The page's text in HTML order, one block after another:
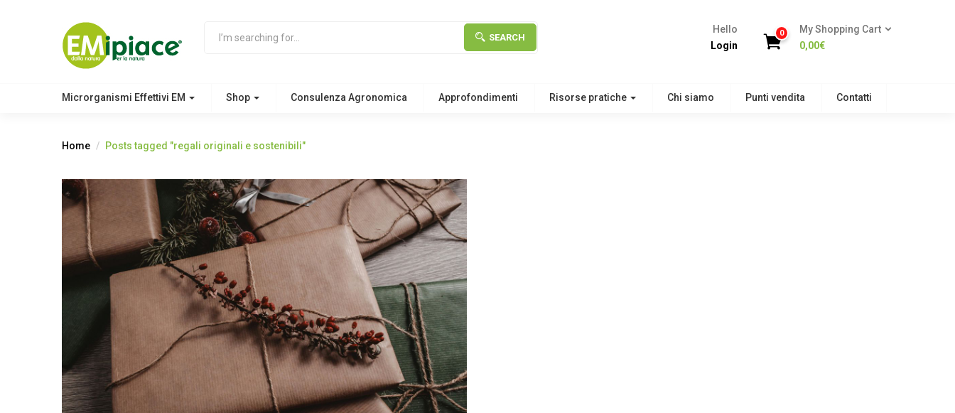
SEARCH
Hello
Login
0
My Shopping Cart
0,00€
Microrganismi Effettivi EM Shop Consulenza Agronomica Approfondimenti Risorse pratiche Chi siamo Punti vendita Contatti
Home Posts tagged "regali originali e sostenibili"